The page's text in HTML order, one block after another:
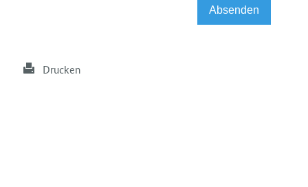
Drucken